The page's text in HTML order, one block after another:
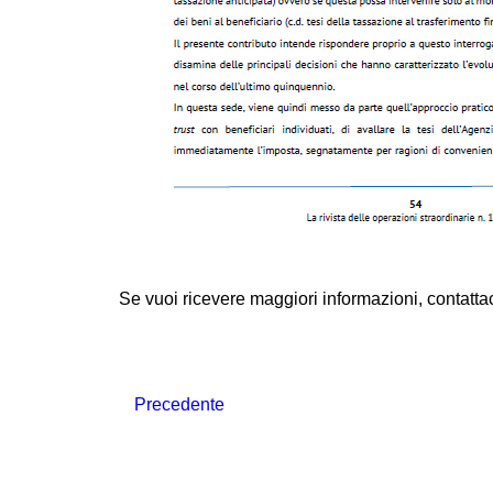
Se vuoi ricevere maggiori informazioni,
Precedente